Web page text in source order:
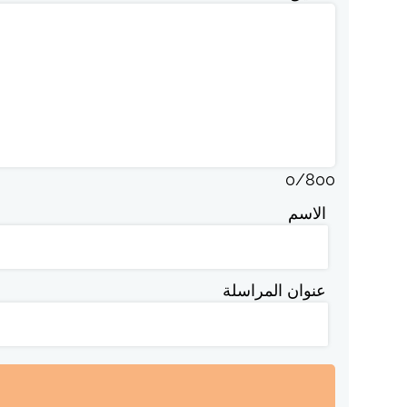
0/800
الاسم
عنوان المراسلة